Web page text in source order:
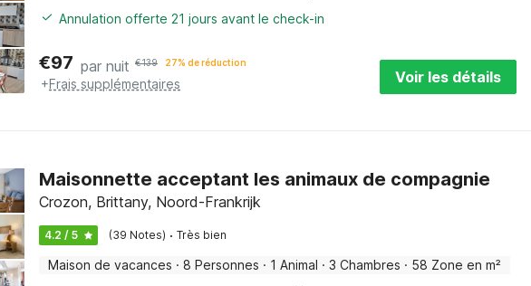
Annulation offerte 21 jours avant le check-in
€97 par nuit €139 27% de réduction
+Frais supplémentaires Voir les détails
Maisonnette acceptant les animaux de compagnie
Crozon, Brittany, Noord-Frankrijk
4.2 / 5 (39 Notes) · Très bien
Maison de vacances · 8 Personnes · 1 Animal · 3 Chambres · 58 Zone en m²